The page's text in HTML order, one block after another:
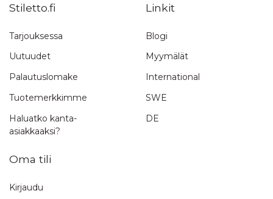
Stiletto.fi
Tarjouksessa
Uutuudet
Palautuslomake
Tuotemerkkimme
Haluatko kanta-
asiakkaaksi?
Linkit
Blogi
Myymälät
International
SWE
DE
Oma tili
Kirjaudu